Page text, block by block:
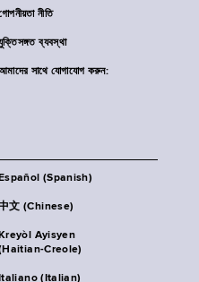
নীতি
ব্যবস্থা
সাথে যোগাযোগ করুন:
Español (Spanish)
文 (Chinese)
Kreyòl Ayisyen
Creole)
Italiano (Italian)